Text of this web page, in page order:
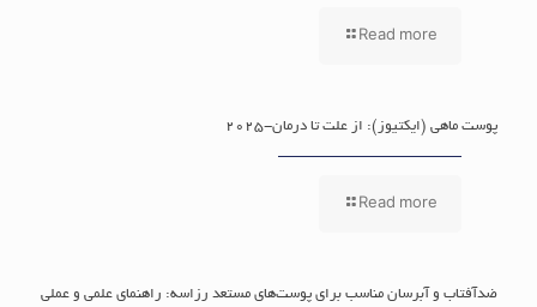
Read more
پوست ماهی (ایکتیوز): از علت تا درمان-2025
Read more
ضدآفتاب و آبرسان مناسب برای پوست‌های مستعد رزاسه: راهنمای علمی و عملی